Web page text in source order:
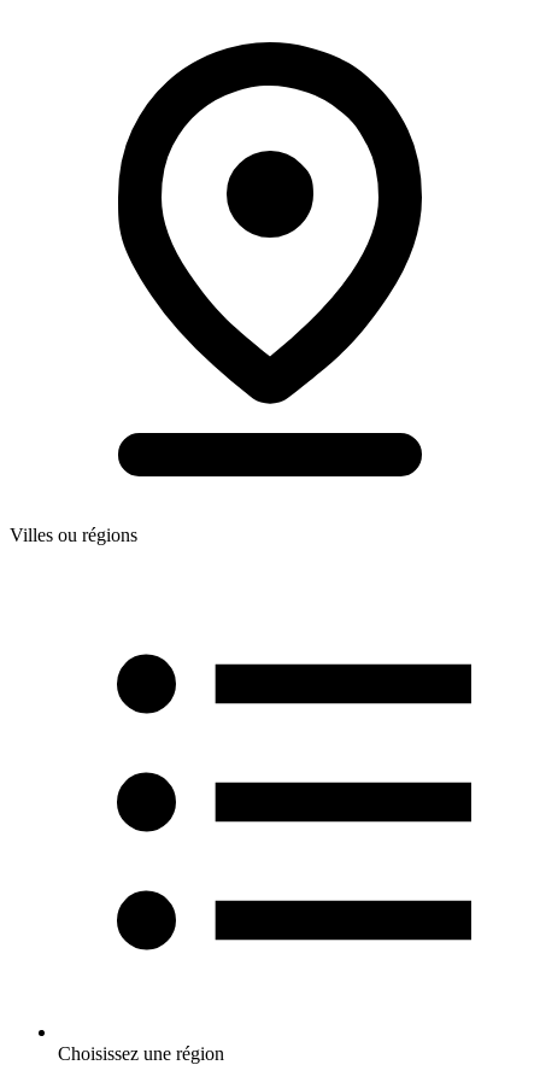
Villes ou régions
Choisissez une région